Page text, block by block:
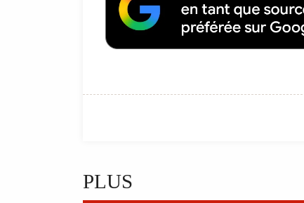
PLUS